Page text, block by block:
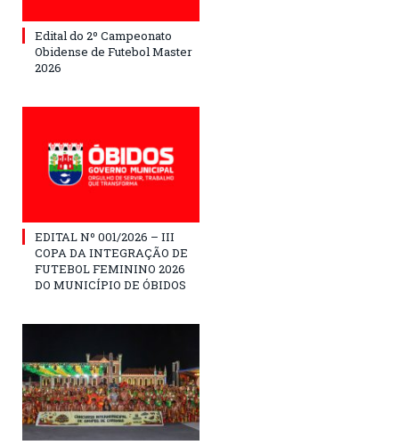
Edital do 2º Campeonato
Obidense de Futebol Master
2026
EDITAL Nº 001/2026 – III
COPA DA INTEGRAÇÃO DE
FUTEBOL FEMININO 2026
DO MUNICÍPIO DE ÓBIDOS